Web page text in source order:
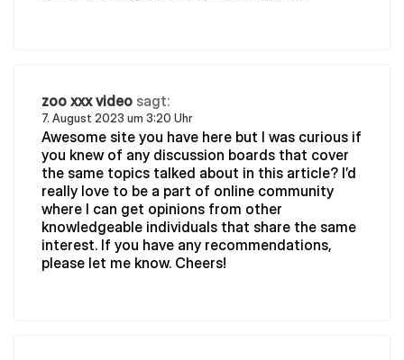
zoo xxx video sagt:
7. August 2023 um 3:20 Uhr
Awesome site you have here but I was curious if
you knew of any discussion boards that cover
the same topics talked about in this article? I’d
really love to be a part of online community
where I can get opinions from other
knowledgeable individuals that share the same
interest. If you have any recommendations,
please let me know. Cheers!